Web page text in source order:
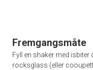
Fremgangsmåte
Fyll en shaker med isbiter
rocksglass (eller